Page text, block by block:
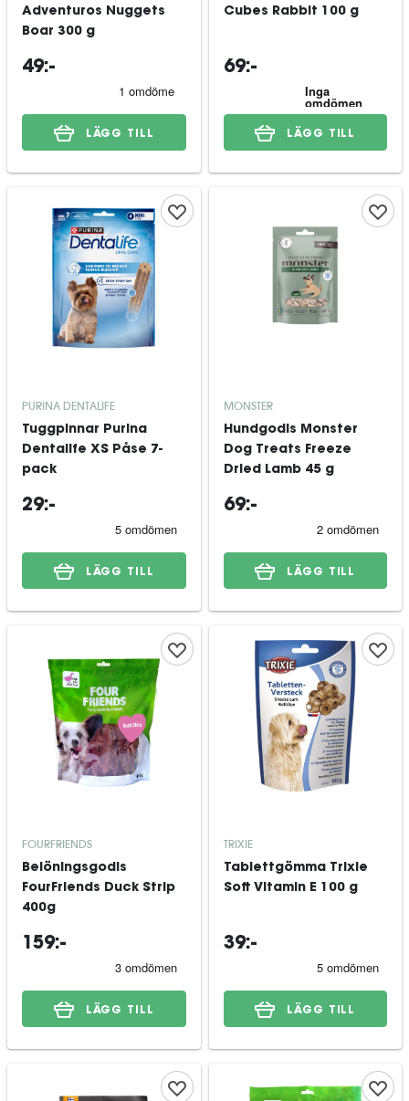
Adventuros Nuggets
Boar 300 g
49:-
LÄGG TILL
Cubes Rabbit 100 g
69:-
LÄGG TILL
PURINA DENTALIFE
Tuggpinnar Purina
Dentalife XS Påse 7-
pack
29:-
LÄGG TILL
MONSTER
Hundgodis Monster
Dog Treats Freeze
Dried Lamb 45 g
69:-
LÄGG TILL
FOURFRIENDS
Belöningsgodis
FourFriends Duck Strip
400g
159:-
LÄGG TILL
TRIXIE
Tablettgömma Trixie
Soft Vitamin E 100 g
39:-
LÄGG TILL